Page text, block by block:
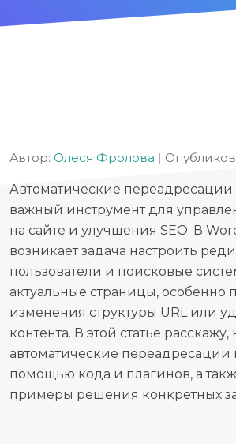
Автор: Олеся Фролова |
Автоматические
важный инструмент для
на сайте и улучшения SEO. В
возникает задача настроить
пользователи и поисковые
актуальные страницы, особенно
изменения структуры URL или
контента. В этой статье
автоматические переадресации
помощью кода и плагинов, а
примеры решения конкретных